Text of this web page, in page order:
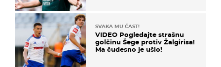
SVAKA MU ČAST!
VIDEO Pogledajte strašnu
golčinu Šege protiv Žalgirisa!
Ma čudesno je ušlo!